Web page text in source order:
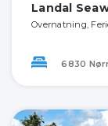
Landal
Overnatning,
6830